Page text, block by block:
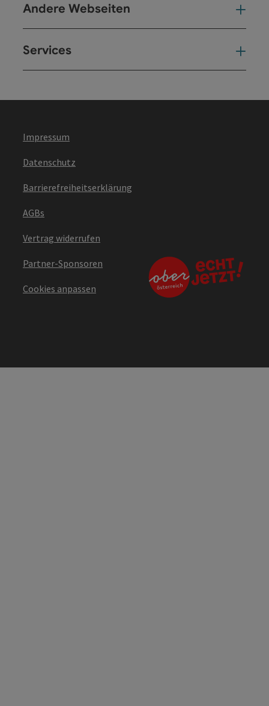
Andere Webseiten
Services
Impressum
Datenschutz
Barrierefreiheitserklärung
AGBs
Vertrag widerrufen
Partner-Sponsoren
Cookies anpassen